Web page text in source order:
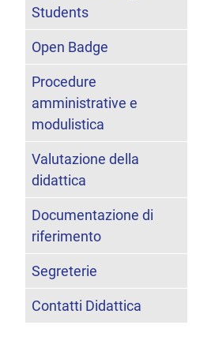
Students
Open Badge
Procedure
amministrative e
modulistica
Valutazione della
didattica
Documentazione di
riferimento
Segreterie
Contatti Didattica